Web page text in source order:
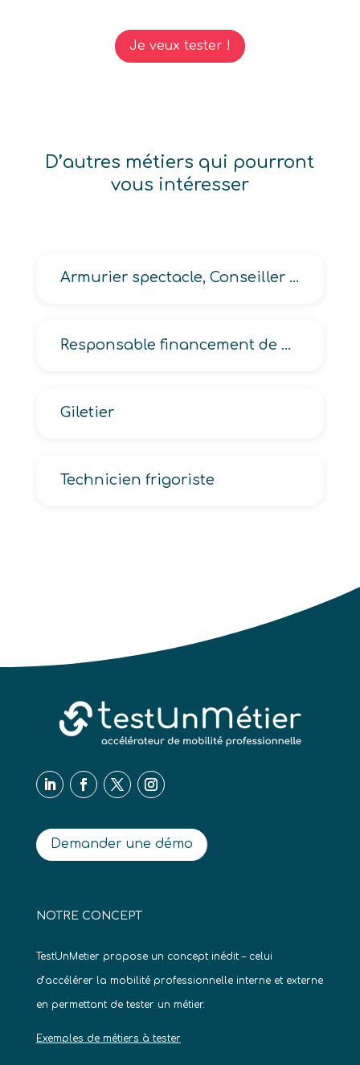
Je veux tester !
D’autres métiers qui pourront
vous intéresser
Armurier spectacle, Conseiller technique en armes
Responsable financement de projet
Giletier
Technicien frigoriste
Demander une démo
NOTRE CONCEPT
TestUnMetier propose un concept inédit – celui
d’accélérer la mobilité professionnelle interne et externe
en permettant de tester un métier.
Exemples de métiers à tester